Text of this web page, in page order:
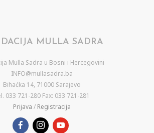
MULLA SADRA
Mulla Sadra u Bosni i Hercegovini
INFO@mullasadra.ba
Bihaćka 14, 71000 Sarajevo
033 721-280 Fax: 033 721-281
Prijava / Registracija